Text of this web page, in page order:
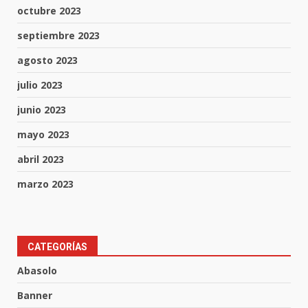
octubre 2023
septiembre 2023
agosto 2023
julio 2023
junio 2023
mayo 2023
abril 2023
marzo 2023
CATEGORÍAS
Abasolo
Banner
Arte en Cartonería
4
seguridad con nuevas unidades